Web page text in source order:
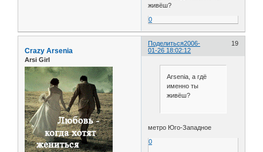
живёш?
0
Поделиться 19
2006-
01-26 18:02:12
Crazy Arsenia
Arsi Girl
Arsenia, а гдё
именно ты
живёш?
метро Юго-Западное
0